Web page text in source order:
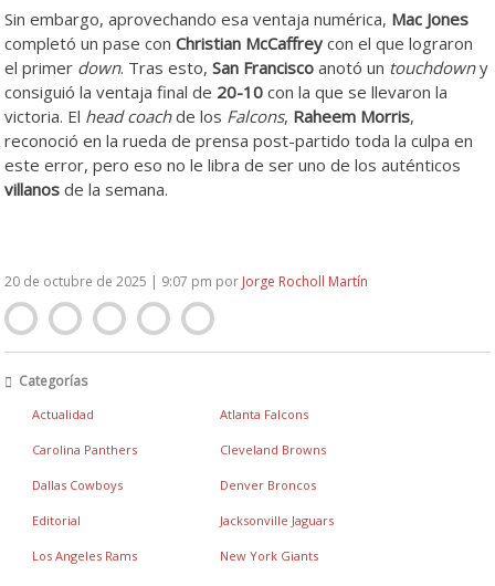
Sin embargo, aprovechando esa ventaja numérica, Mac Jones
completó un pase con Christian McCaffrey con el que lograron
el primer down. Tras esto,San Francisco anotó un touchdowny
consiguió la ventaja final de 20-10 con la que se llevaron la
victoria. El head coachde los Falcons, Raheem Morris,
reconoció en la rueda de prensa post-partido toda la culpa en
este error, pero eso no le libra de ser uno de los auténticos
villanos de la semana.
20 de octubre de 2025 | 9:07 pm por Jorge Rocholl Martín
Categorías
Actualidad Atlanta Falcons
Carolina Panthers Cleveland Browns
Dallas Cowboys Denver Broncos
Editorial Jacksonville Jaguars
Los Angeles Rams New York Giants